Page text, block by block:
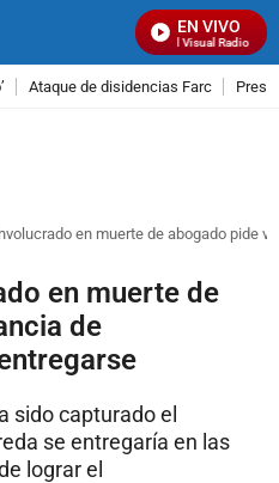
EN VIVO
Señal Visual Radio
Ataque de disidencias Farc
en muerte de abogado pide
en muerte de
de
sido capturado el
se entregaría en las
lograr el